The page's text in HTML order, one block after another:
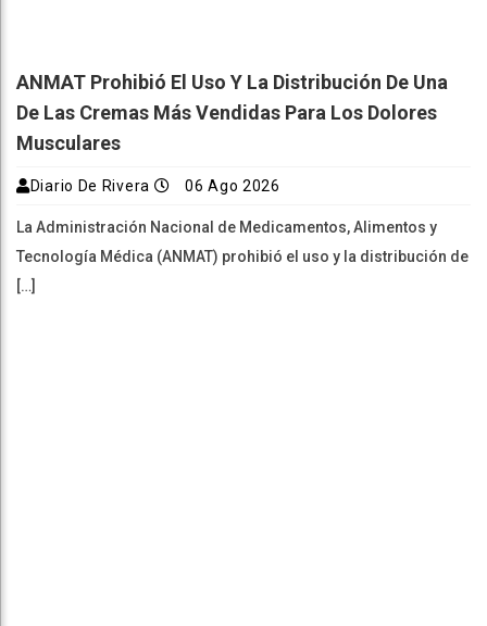
ANMAT Prohibió El Uso Y La Distribución De Una
De Las Cremas Más Vendidas Para Los Dolores
Musculares
Diario De Rivera 06 Ago 2026
La Administración Nacional de Medicamentos, Alimentos y
Tecnología Médica (ANMAT) prohibió el uso y la distribución de
[…]